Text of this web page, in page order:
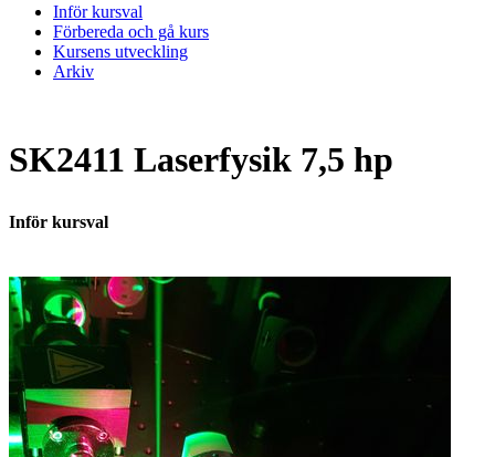
Inför kursval
Förbereda och gå kurs
Kursens utveckling
Arkiv
SK2411 Laserfysik 7,5 hp
Inför kursval